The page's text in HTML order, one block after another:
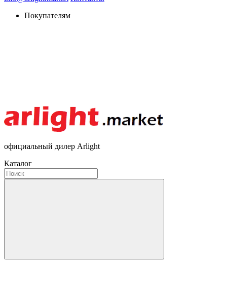
Покупателям
официальный дилер Arlight
Каталог